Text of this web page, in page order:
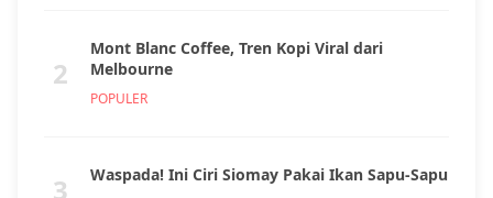
2
Mont Blanc Coffee, Tren Kopi Viral dari
Melbourne
POPULER
3 Waspada! Ini Ciri Siomay Pakai Ikan Sapu-Sapu